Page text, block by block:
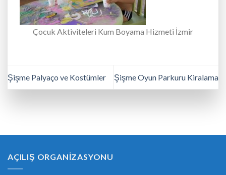
Çocuk Aktiviteleri Kum Boyama Hizmeti İzmir
Şişme Palyaço ve Kostümler Şişme Oyun Parkuru Kiralama
AÇILIŞ ORGANIZASYONU